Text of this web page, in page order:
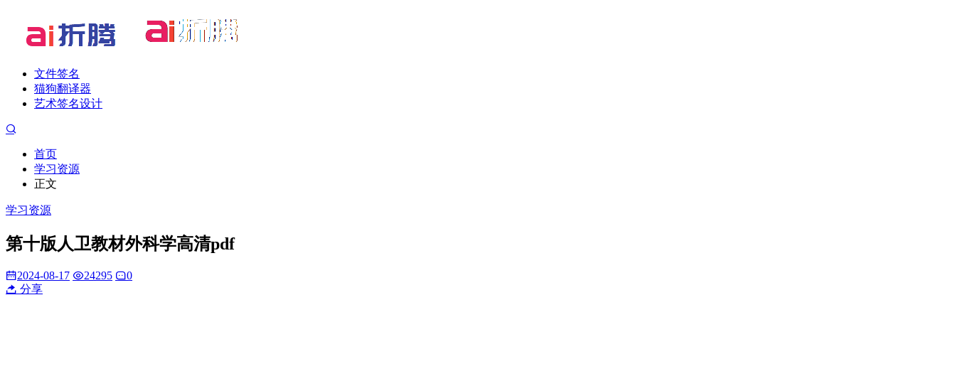
文件签名
猫狗翻译器
艺术签名设计
首页
学习资源
正文
学习资源
第十版人卫教材外科学高清pdf
2024-08-17 24295
0
分享